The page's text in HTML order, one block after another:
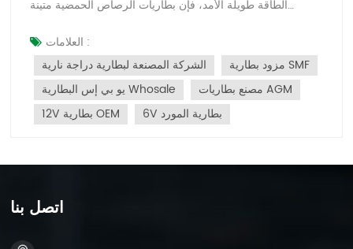
الطاقة طويلة الأمد، فإن بطاريات الرصاص الحمضية متينة
مثل الاتصالات السلكية واللاسلكية وأنظمة الطاقة وأنظمة
الكمبيوتر وأنظمة التحكم الآلي وإضاءة الطوارئ والطاقة الجديدة
وبطاريات تخزين الطاقة والسيارات والدراجات النارية و مجالات
بطارية UPS UPS power Supply هو اختصار باللغة الإنجليزية لـ
Uninterruptable Power Supply. باعتباره نظامًا إلكترونيًا
الأساسية هي توفير مصدر طاقة غير متقطع عند انقطاع مصدر
الطاقة لتحقيق استقرار الجهد، وتثبيت التردد، وقمع الزيادات،
والضوضاء الكهربائية، والتعويض عن ترهل الجهد، والجهد
العلامات :
الشركة المصنعة لبطارية دراجة نارية
مزود بطارية SMF
يو بي إس البطارية Whosale
مصنع بطاريات AGM
12V بطارية OEM
6V بطارية المورد
اتصل بنا